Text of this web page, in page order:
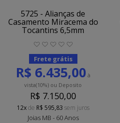
5725 - Alianças de
Casamento Miracema do
Tocantins 6,5mm
Frete grátis
R$ 6.435,00 à
vista(10%) ou Deposito
R$ 7.150,00
12xde R$ 595,83 sem juros
Joias MB - 60 Anos